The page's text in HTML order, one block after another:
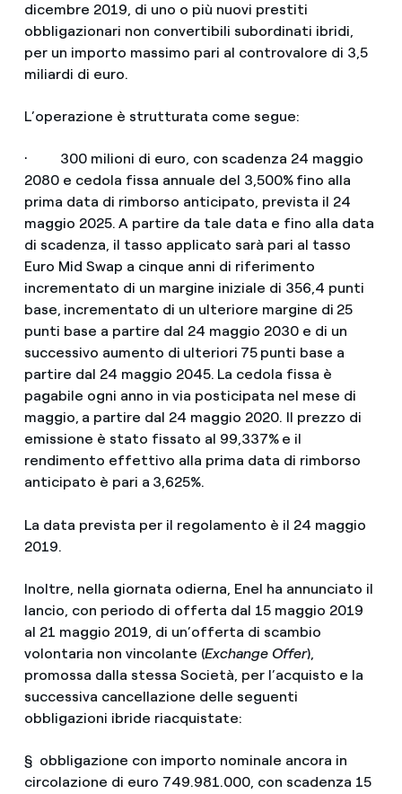
dicembre 2019, di uno o più nuovi prestiti
obbligazionari non convertibili subordinati ibridi,
per un importo massimo pari al controvalore di 3,5
miliardi di euro.
L’operazione è strutturata come segue:
· 300 milioni di euro, con scadenza 24 maggio
2080 e cedola fissa annuale del 3,500% fino alla
prima data di rimborso anticipato, prevista il 24
maggio 2025. A partire da tale data e fino alla data
di scadenza, il tasso applicato sarà pari al tasso
Euro Mid Swap a cinque anni di riferimento
incrementato di un margine iniziale di 356,4 punti
base, incrementato di un ulteriore margine di 25
punti base a partire dal 24 maggio 2030 e di un
successivo aumento di ulteriori 75 punti base a
partire dal 24 maggio 2045. La cedola fissa è
pagabile ogni anno in via posticipata nel mese di
maggio, a partire dal 24 maggio 2020. Il prezzo di
emissione è stato fissato al 99,337% e il
rendimento effettivo alla prima data di rimborso
anticipato è pari a 3,625%.
La data prevista per il regolamento è il 24 maggio
2019.
Inoltre, nella giornata odierna, Enel ha annunciato il
lancio, con periodo di offerta dal 15 maggio 2019
al 21 maggio 2019, di un’offerta di scambio
volontaria non vincolante (Exchange Offer),
promossa dalla stessa Società, per l’acquisto e la
successiva cancellazione delle seguenti
obbligazioni ibride riacquistate:
§ obbligazione con importo nominale ancora in
circolazione di euro 749.981.000, con scadenza 15